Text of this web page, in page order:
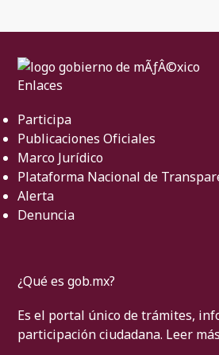
Enlaces
Participa
Publicaciones Oficiales
Marco Jurídico
Plataforma Nacional de
Alerta
Denuncia
¿Qué es gob.mx?
Es el portal único de trámites,
participación ciudadana. Leer más